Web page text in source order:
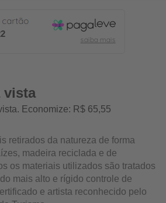
vista
Economize: R$ 65,55
retirados da natureza de forma
madeira reciclada e de
os materiais utilizados são tratados
mais alto e rígido controle de
e artista reconhecido pelo